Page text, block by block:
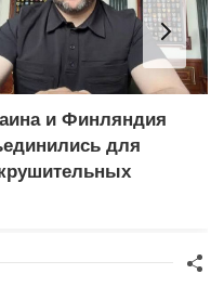
и Финляндия
для